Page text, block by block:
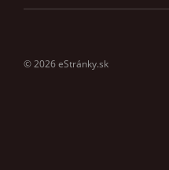
© 2026 eStránky.sk